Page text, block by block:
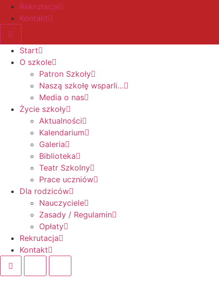
Rekrutacja
Kontakt
Start
O szkole
Patron Szkoły
Naszą szkołę wsparli…
Media o nas
Życie szkoły
Aktualności
Kalendarium
Galeria
Biblioteka
Teatr Szkolny
Prace uczniów
Dla rodziców
Nauczyciele
Zasady / Regulamin
Opłaty
Rekrutacja
Kontakt